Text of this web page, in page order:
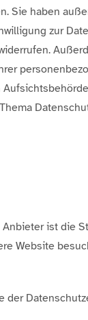
Sie haben
zur
ist die
Website